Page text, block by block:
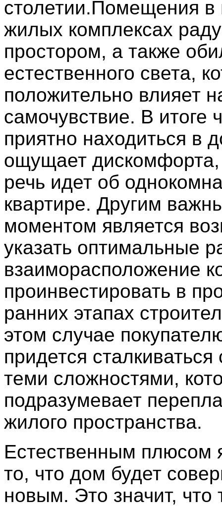
столетии.Помещения в
жилых комплексах
простором, а также
естественного света,
положительно влияет
самочувствие. В итоге
приятно находиться в
ощущает
речь идет об
квартире. Другим
моментом является
указать оптимальные
взаиморасположение
проинвестировать в
ранних этапах
этом случае
придется
теми сложностями,
подразумевает
жилого пространства.
Естественным плюсом
то, что дом будет
новым. Это значит, что